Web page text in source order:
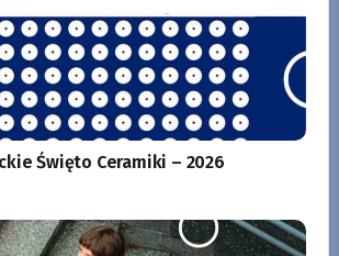
Święto Ceramiki – 2026